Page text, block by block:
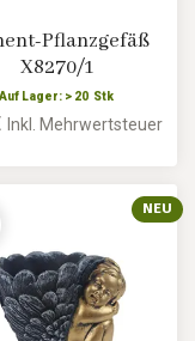
Pflanzgefäß
X8270/1
Auf Lager: > 20 Stk
Inkl. Mehrwertsteuer
NEU